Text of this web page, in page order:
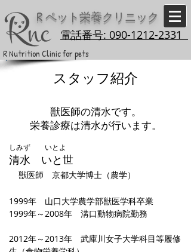
R ペット栄養クリニック
電話番号: 090-1212-2331
R Nutrition Clinic for pets
スタッフ紹介
獣医師の清水です。
栄養診療は清水が行います。
しみず いとよ
清水 いと世
獣医師 京都大学博士（農学）
1999年 山口大学農学部獣医学科卒業
1999年～2008年 溝口動物病院勤務
2012年～2013年 武庫川女子大学科目等履修